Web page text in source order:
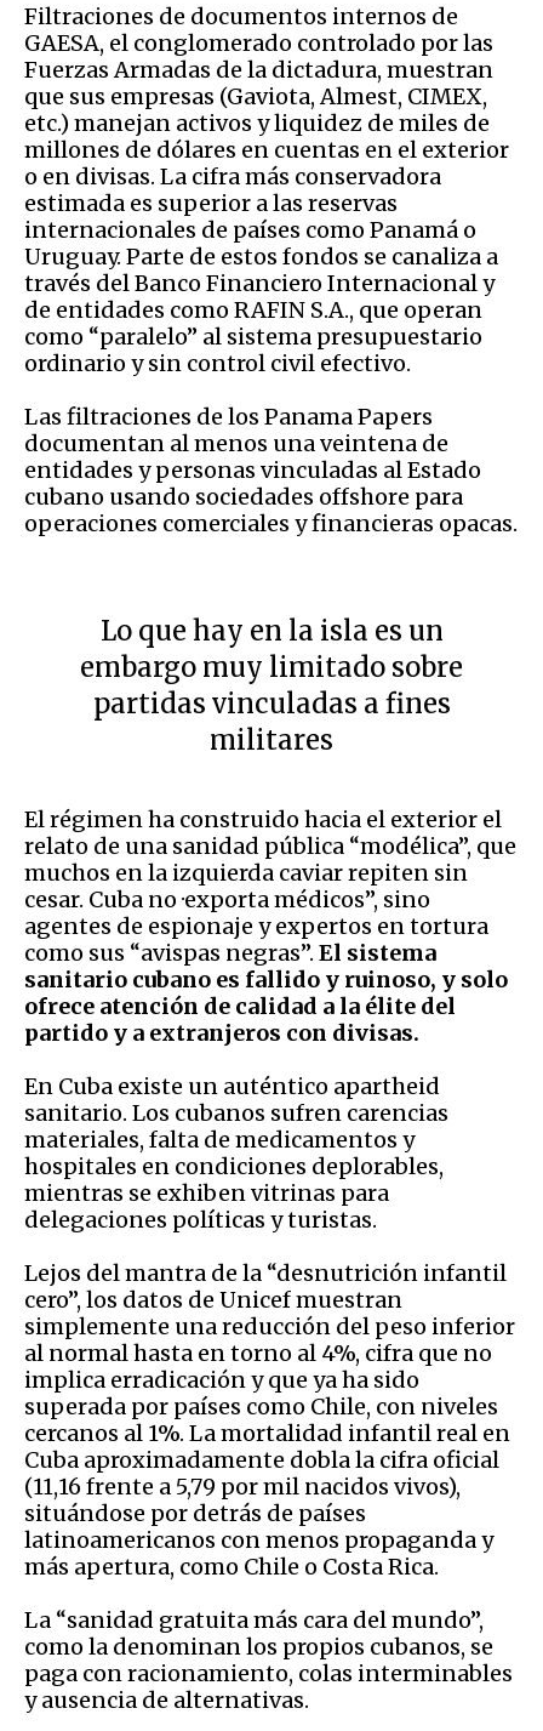
Filtraciones de documentos internos de
GAESA, el conglomerado controlado por las
Fuerzas Armadas de la dictadura, muestran
que sus empresas (Gaviota, Almest, CIMEX,
etc.) manejan activos y liquidez de miles de
millones de dólares en cuentas en el exterior
o en divisas. La cifra más conservadora
estimada es superior a las reservas
internacionales de países como Panamá o
Uruguay. Parte de estos fondos se canaliza a
través del Banco Financiero Internacional y
de entidades como RAFIN S.A., que operan
como “paralelo” al sistema presupuestario
ordinario y sin control civil efectivo.
Las filtraciones de los Panama Papers
documentan al menos una veintena de
entidades y personas vinculadas al Estado
cubano usando sociedades offshore para
operaciones comerciales y financieras opacas.
Lo que hay en la isla es un
embargo muy limitado sobre
partidas vinculadas a fines
militares
El régimen ha construido hacia el exterior el
relato de una sanidad pública “modélica”, que
muchos en la izquierda caviar repiten sin
cesar. Cuba no ·exporta médicos”, sino
agentes de espionaje y expertos en tortura
como sus “avispas negras”. El sistema
sanitario cubano es fallido y ruinoso, y solo
ofrece atención de calidad a la élite del
partido y a extranjeros con divisas.
En Cuba existe un auténtico apartheid
sanitario. Los cubanos sufren carencias
materiales, falta de medicamentos y
hospitales en condiciones deplorables,
mientras se exhiben vitrinas para
delegaciones políticas y turistas.
Lejos del mantra de la “desnutrición infantil
cero”, los datos de Unicef muestran
simplemente una reducción del peso inferior
al normal hasta en torno al 4%, cifra que no
implica erradicación y que ya ha sido
superada por países como Chile, con niveles
cercanos al 1%. La mortalidad infantil real en
Cuba aproximadamente dobla la cifra oficial
(11,16 frente a 5,79 por mil nacidos vivos),
situándose por detrás de países
latinoamericanos con menos propaganda y
más apertura, como Chile o Costa Rica.
La “sanidad gratuita más cara del mundo”,
como la denominan los propios cubanos, se
paga con racionamiento, colas interminables
y ausencia de alternativas.